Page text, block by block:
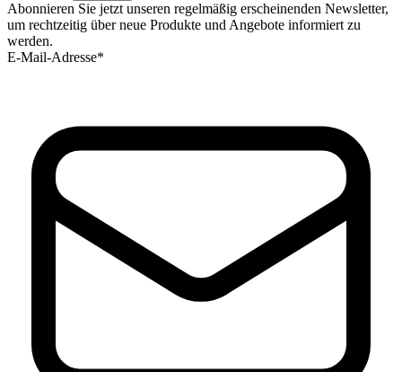
Abonnieren Sie jetzt unseren regelmäßig erscheinenden Newsletter,
um rechtzeitig über neue Produkte und Angebote informiert zu
werden.
E-Mail-Adresse*